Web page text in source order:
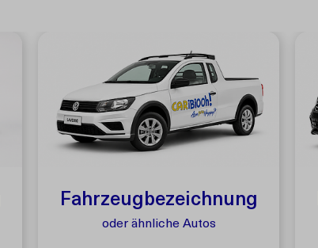
Fahrzeugbezeichnung
oder ähnliche Autos